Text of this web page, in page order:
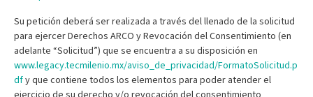
Su petición deberá ser realizada a través del llenado de la solicitud
para ejercer Derechos ARCO y Revocación del Consentimiento (en
adelante “Solicitud”) que se encuentra a su disposición en
www.legacy.tecmilenio.mx/aviso_de_privacidad/FormatoSolicitud.p
dfy que contiene todos los elementos para poder atender el